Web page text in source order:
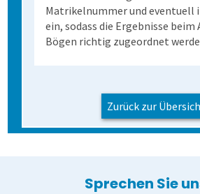
Matrikelnummer und eventuell
ein, sodass die Ergebnisse beim
Bögen richtig zugeordnet
Zurück zur
Sprechen Sie